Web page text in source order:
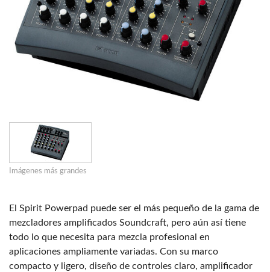
Imágenes más grandes
El Spirit Powerpad puede ser el más pequeño de la gama de
mezcladores amplificados Soundcraft, pero aún así tiene
todo lo que necesita para mezcla profesional en
aplicaciones ampliamente variadas. Con su marco
compacto y ligero, diseño de controles claro, amplificador